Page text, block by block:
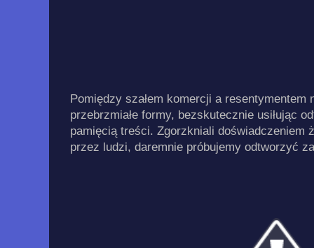
Pomiędzy szałem komercji a resentymentem
przebrzmiałe formy, bezskutecznie usiłując
pamięcią treści. Zgorzkniali doświadczeniem
przez ludzi, daremnie próbujemy odtworzyć